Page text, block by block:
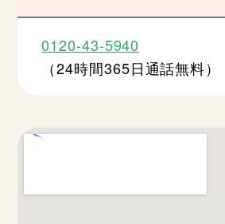
0120-43-5940
（24時間365日通話無料）